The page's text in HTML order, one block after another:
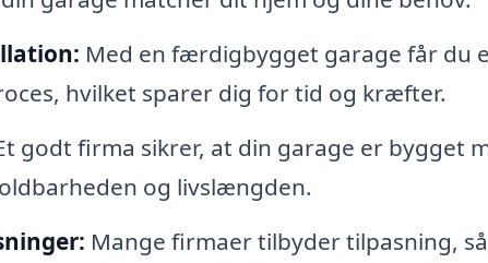
Med en færdigbygget garage får du
hvilket sparer dig for tid og kræfter.
godt firma sikrer, at din garage er bygget
og livslængden.
Mange firmaer tilbyder tilpasning,